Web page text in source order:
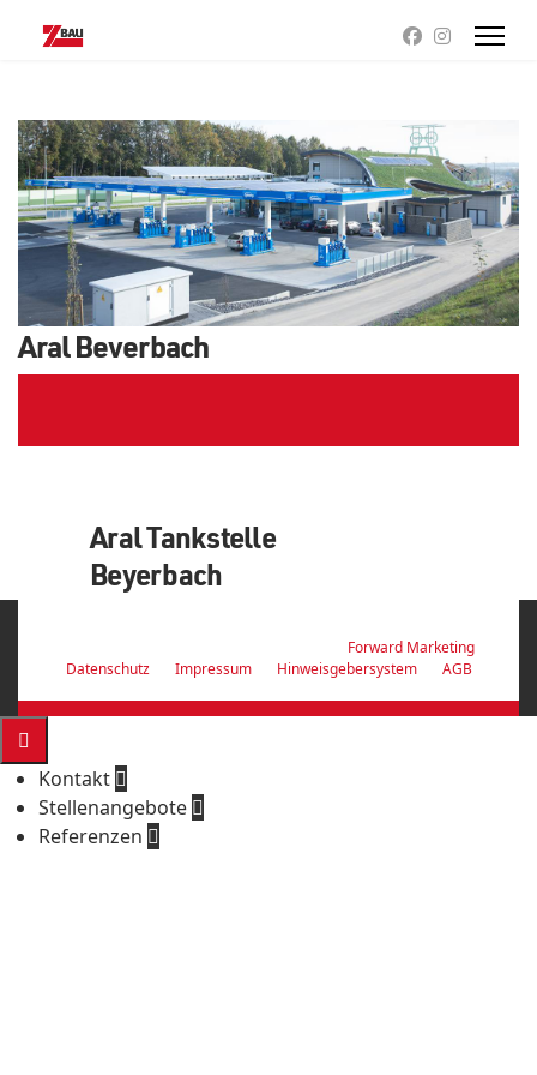
Aral Beverbach
Aral Tankstelle
Beyerbach
Forward Marketing
Datenschutz
Impressum Hinweisgebersystem AGB

Kontakt 
Stellenangebote 
Referenzen 